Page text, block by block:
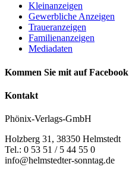
Kleinanzeigen
Gewerbliche Anzeigen
Traueranzeigen
Familienanzeigen
Mediadaten
Kommen Sie mit auf Facebook
Kontakt
Phönix-Verlags-GmbH
Holzberg 31, 38350 Helmstedt
Tel.: 0 53 51 / 5 44 55 0
info@helmstedter-sonntag.de